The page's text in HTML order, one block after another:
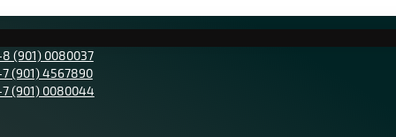
(901) 0080037
(901) 4567890
(901) 0080044